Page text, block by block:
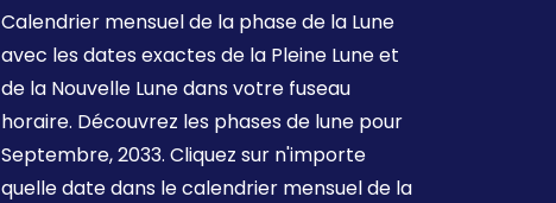
Calendrier mensuel de la phase de la Lune
avec les dates exactes de la Pleine Lune et
de la Nouvelle Lune dans votre fuseau
horaire. Découvrez les phases de lune pour
Septembre, 2033. Cliquez sur n'importe
quelle date dans le calendrier mensuel de la